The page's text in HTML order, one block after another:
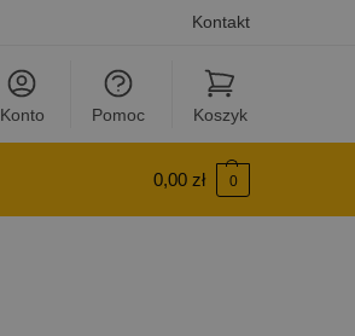
Kontakt
Konto Pomoc Koszyk
0,00 zł 0